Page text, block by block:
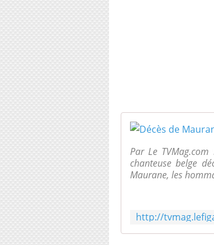
Par Le
chanteuse belge
Maurane, les